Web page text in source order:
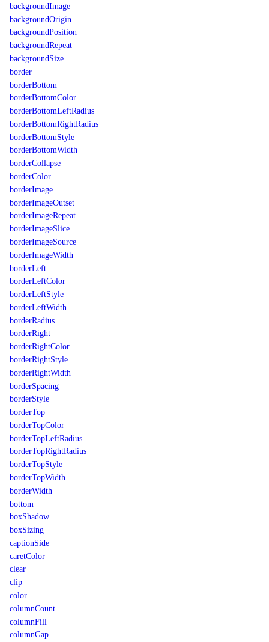
backgroundImage
backgroundOrigin
backgroundPosition
backgroundRepeat
backgroundSize
border
borderBottom
borderBottomColor
borderBottomLeftRadius
borderBottomRightRadius
borderBottomStyle
borderBottomWidth
borderCollapse
borderColor
borderImage
borderImageOutset
borderImageRepeat
borderImageSlice
borderImageSource
borderImageWidth
borderLeft
borderLeftColor
borderLeftStyle
borderLeftWidth
borderRadius
borderRight
borderRightColor
borderRightStyle
borderRightWidth
borderSpacing
borderStyle
borderTop
borderTopColor
borderTopLeftRadius
borderTopRightRadius
borderTopStyle
borderTopWidth
borderWidth
bottom
boxShadow
boxSizing
captionSide
caretColor
clear
clip
color
columnCount
columnFill
columnGap